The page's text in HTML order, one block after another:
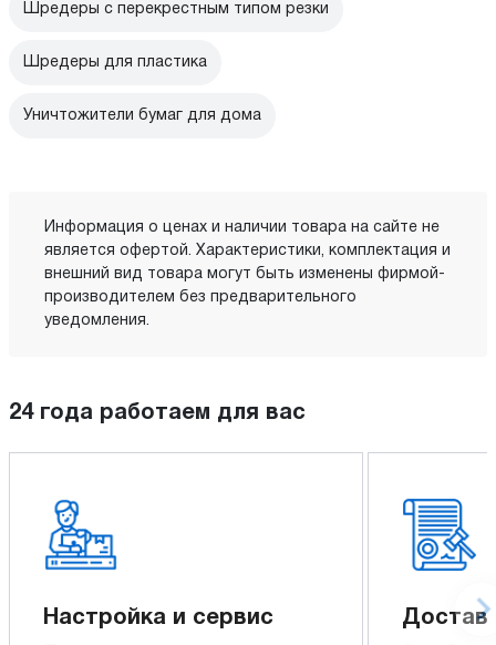
Шредеры с перекрестным типом резки
Шредеры для пластика
Уничтожители бумаг для дома
Информация о ценах и наличии товара на сайте не
является офертой. Характеристики, комплектация и
внешний вид товара могут быть изменены фирмой-
производителем без предварительного
уведомления.
24 года работаем для вас
Настройка и сервис